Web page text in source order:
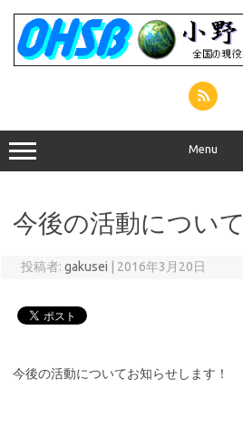
Menu
今後の活動について
投稿者: gakusei 2016年3月20日
今後の活動についてお知らせします！